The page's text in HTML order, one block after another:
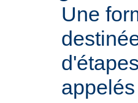
Une
appelés